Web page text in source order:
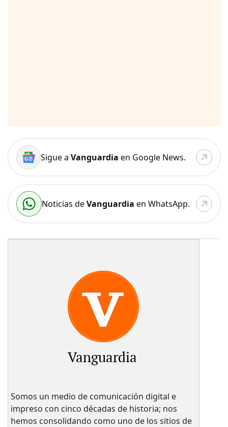
Sigue a Vanguardia en Google News.
Noticias deVanguardia en WhatsApp.
Vanguardia
Somos un medio de comunicación digital e
impreso con cinco décadas de historia; nos
hemos consolidando como uno de los sitios de